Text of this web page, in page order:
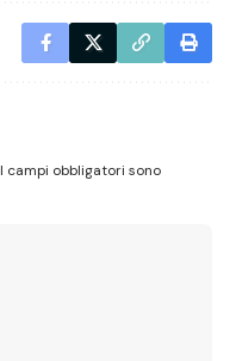
I campi obbligatori sono